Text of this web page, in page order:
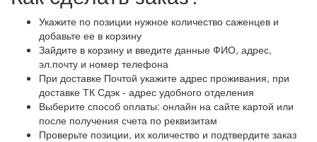
Укажите по позиции нужное количество саженцев и
добавьте ее в корзину
Зайдите в корзину и введите данные ФИО, адрес,
эл.почту и номер телефона
При доставке Почтой укажите адрес проживания, при
доставке ТК Сдэк - адрес удобного отделения
Выберите способ оплаты: онлайн на сайте картой или
после получения счета по реквизитам
Проверьте позиции, их количество и подтвердите заказ